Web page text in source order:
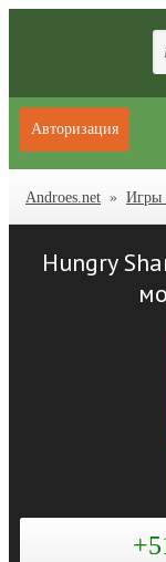
Авторизация
Androes.net » Игры
Hungry